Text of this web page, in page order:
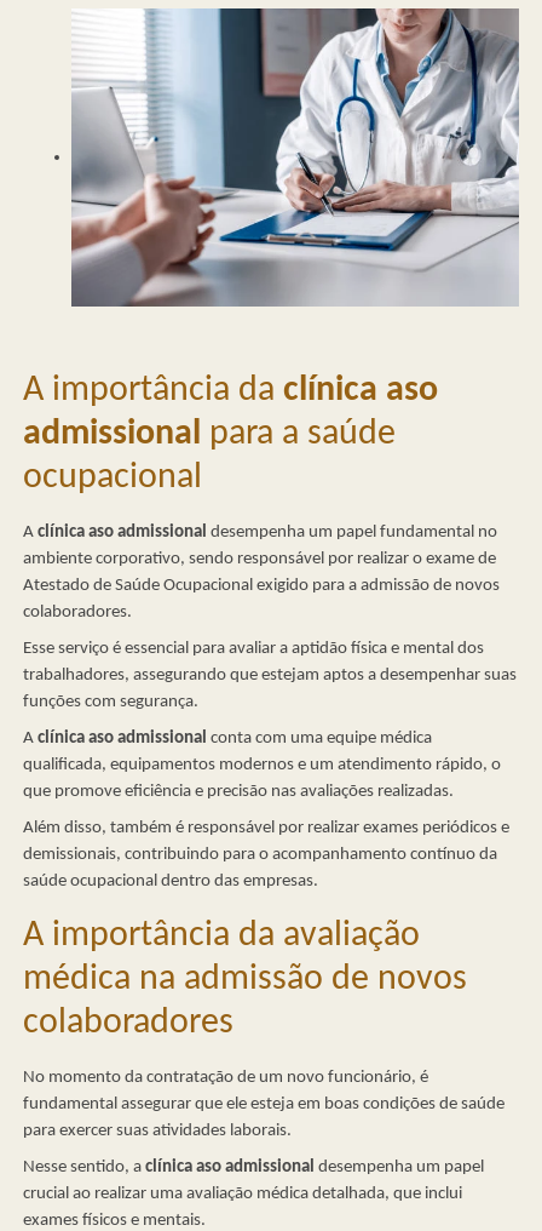
A importância daclínica aso
admissional para a saúde
ocupacional
Aclínica aso admissional desempenha um papel fundamental no
ambiente corporativo, sendo responsável por realizar o exame de
Atestado de Saúde Ocupacional exigido para a admissão de novos
colaboradores.
Esse serviço é essencial para avaliar a aptidão física e mental dos
trabalhadores, assegurando que estejam aptos a desempenhar suas
funções com segurança.
Aclínica aso admissional conta com uma equipe médica
qualificada, equipamentos modernos e um atendimento rápido, o
que promove eficiência e precisão nas avaliações realizadas.
Além disso, também é responsável por realizar exames periódicos e
demissionais, contribuindo para o acompanhamento contínuo da
saúde ocupacional dentro das empresas.
A importância da avaliação
médica na admissão de novos
colaboradores
No momento da contratação de um novo funcionário, é
fundamental assegurar que ele esteja em boas condições de saúde
para exercer suas atividades laborais.
Nesse sentido, aclínica aso admissional desempenha um papel
crucial ao realizar uma avaliação médica detalhada, que inclui
exames físicos e mentais.